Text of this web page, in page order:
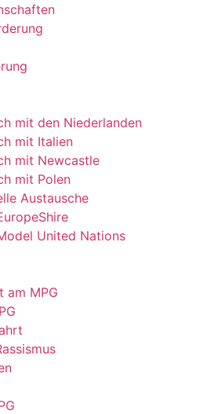
mit den Niederlanden
mit Italien
mit Newcastle
mit Polen
Austausche
United Nations
am MPG